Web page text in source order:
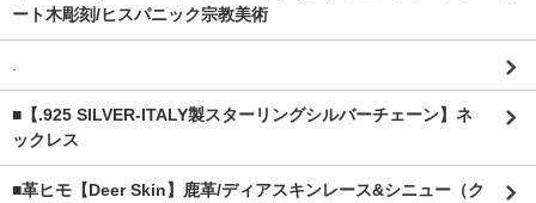
ート木彫刻/ヒスパニック宗教美術
■【.925 SILVER-ITALY製スターリングシルバーチェーン】ネ
ックレス
■革ヒモ【Deer Skin】鹿革/ディアスキンレース&シニュー（ク